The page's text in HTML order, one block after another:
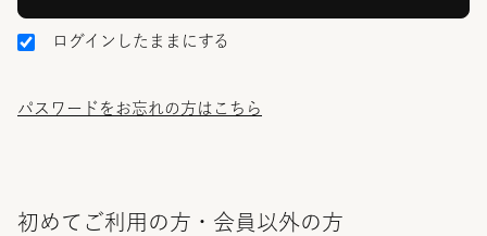
ログインしたままにする
パスワードをお忘れの方はこちら
初めてご利用の方・会員以外の方